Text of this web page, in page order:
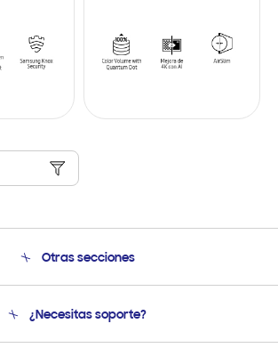
Otras secciones
Soporte
¿Necesitas soporte?